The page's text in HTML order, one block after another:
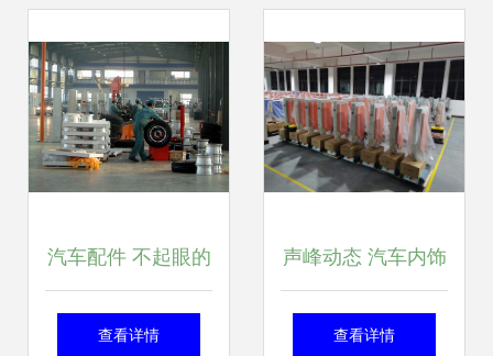
汽车配件 不起眼的
小零件，却承载着
查看详情
声峰动态 汽车内饰
件领域的创新与突
查看详情